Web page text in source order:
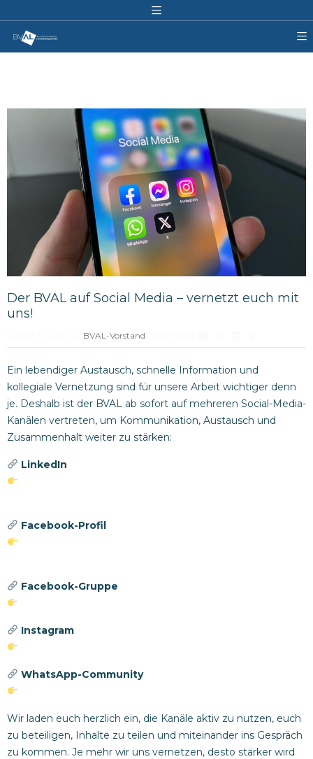
Der BVAL auf Social Media – vernetzt euch mit
uns!
BVAL-Vorstand
Ein lebendiger Austausch, schnelle Information und
kollegiale Vernetzung sind für unsere Arbeit wichtiger denn
je. Deshalb ist der BVAL ab sofort auf mehreren Social-Media-
Kanälen vertreten, um Kommunikation, Austausch und
Zusammenhalt weiter zu stärken:
LinkedIn
Facebook-Profil
Facebook-Gruppe
Instagram
WhatsApp-Community
Wir laden euch herzlich ein, die Kanäle aktiv zu nutzen, euch
zu beteiligen, Inhalte zu teilen und miteinander ins Gespräch
zu kommen. Je mehr wir uns vernetzen, desto stärker wird